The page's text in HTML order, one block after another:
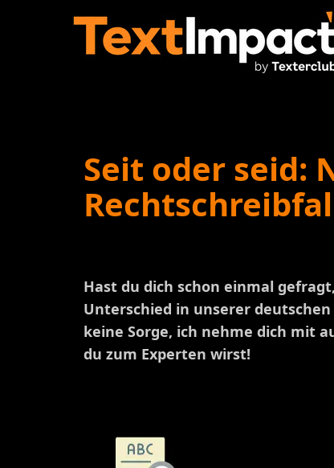
Seit oder seid:
Hast du dich schon einmal
Unterschied in unserer
keine Sorge, ich nehme dich mit
du zum Experten wirst!